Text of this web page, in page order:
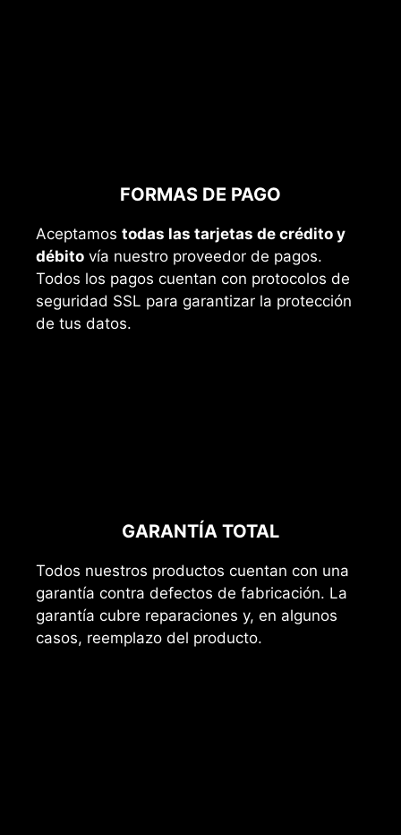
FORMAS DE PAGO
Aceptamos todas las tarjetas de crédito y
débito vía nuestro proveedor de pagos.
Todos los pagos cuentan con protocolos de
seguridad SSL para garantizar la protección
de tus datos.
GARANTÍA TOTAL
Todos nuestros productos cuentan con una
garantía contra defectos de fabricación. La
garantía cubre reparaciones y, en algunos
casos, reemplazo del producto.